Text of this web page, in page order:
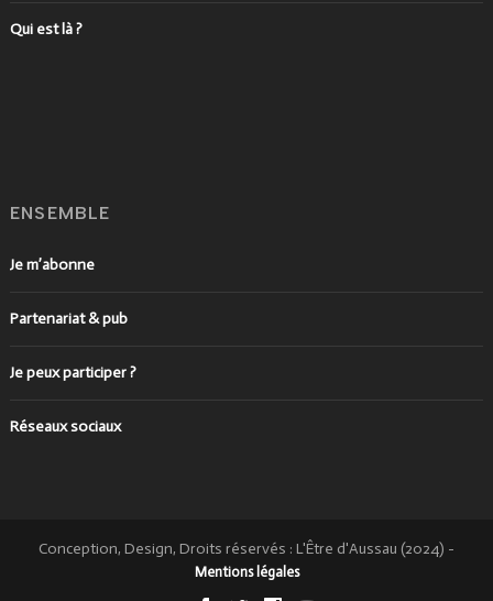
Qui est là ?
ENSEMBLE
Je m’abonne
Partenariat & pub
Je peux participer ?
Réseaux sociaux
Conception, Design, Droits réservés : L'Être d'Aussau (2024) -
Mentions légales